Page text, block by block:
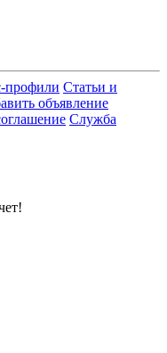
профили Статьи и
объявление
Служба